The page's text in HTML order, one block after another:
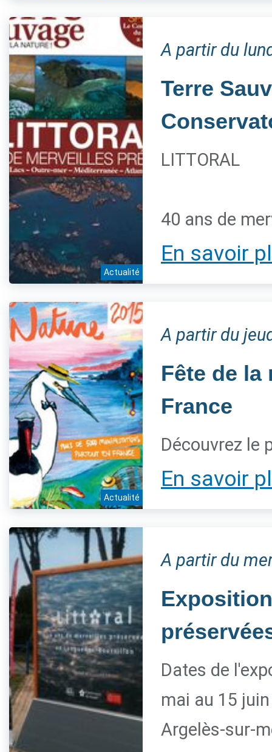
Actualité
A partir du
Terre
LITTORAL
40 ans de
En savoir
Actualité
A partir du
Fête de la
France
Découvrez le
En savoir
A partir du
Dates de
mai au 15
Argelès-sur-